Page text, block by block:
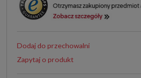
Dodaj do przechowalni
Zapytaj o produkt